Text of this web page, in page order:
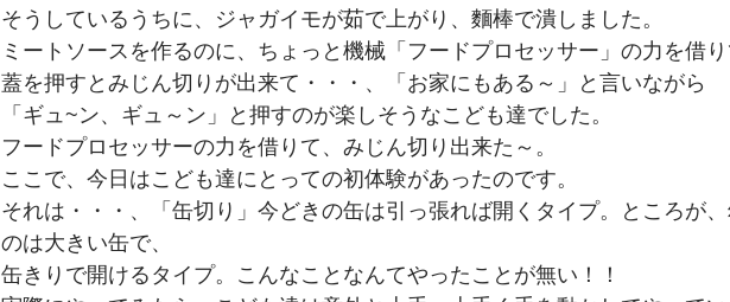
そうしているうちに、ジャガイモが茹で上がり、麵棒で潰しました。
ミートソースを作るのに、ちょっと機械「フードプロセッサー」の力を借
蓋を押すとみじん切りが出来て・・・、「お家にもある～」と言いながら
「ギュ~ン、ギュ～ン」と押すのが楽しそうなこども達でした。
フードプロセッサーの力を借りて、みじん切り出来た～。
ここで、今日はこども達にとっての初体験があったのです。
それは・・・、「缶切り」今どきの缶は引っ張れば開くタイプ。ところが
のは大きい缶で、
缶きりで開けるタイプ。こんなことなんてやったことが無い！！